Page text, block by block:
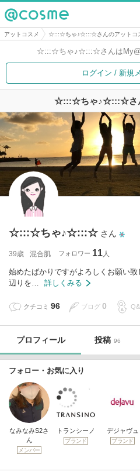
@cosme
アットコスメ ☆:::☆ちゃ♪☆:::☆さんのアットコ
☆:::☆ちゃ♪☆:::☆さんは
ログイン / 新規
☆:::☆ちゃ♪☆:::☆さ
☆:::☆ちゃ♪☆:::☆ さん
39歳 混合肌 フォロワー 11
始めたばかりですがよろしくお願い
辺りを…
詳しくみる
クチコミ 96 ブログ 0
プロフィール 投稿 96
フォロー・お気に入り
なみなみS2さ
ん
メンバー
トランシーノ
ブランド
デジャヴュ
ブランド